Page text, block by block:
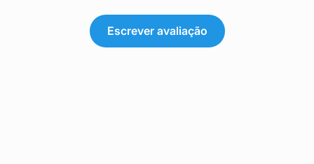
Escrever avaliação